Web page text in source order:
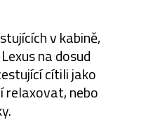
v kabině,
na dosud
cítili jako
relaxovat, nebo